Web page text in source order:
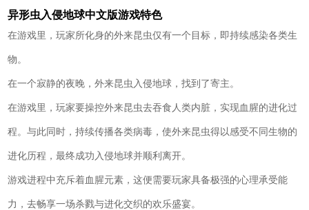
异形虫入侵地球中文版游戏特色
在游戏里，玩家所化身的外来昆虫仅有一个目标，即持续感染各类生
物。
在一个寂静的夜晚，外来昆虫入侵地球，找到了寄主。
在游戏里，玩家要操控外来昆虫去吞食人类内脏，实现血腥的进化过
程。与此同时，持续传播各类病毒，使外来昆虫得以感受不同生物的
进化历程，最终成功入侵地球并顺利离开。
游戏进程中充斥着血腥元素，这便需要玩家具备极强的心理承受能
力，去畅享一场杀戮与进化交织的欢乐盛宴。